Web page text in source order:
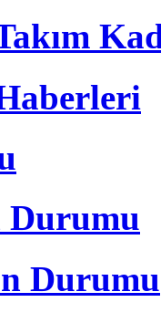
Durumu
Durumu